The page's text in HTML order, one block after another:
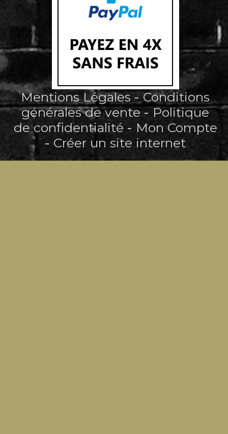
Mentions Légales
Conditions
générales de vente
Politique
de confidentialité
Mon Compte
Créer un site internet